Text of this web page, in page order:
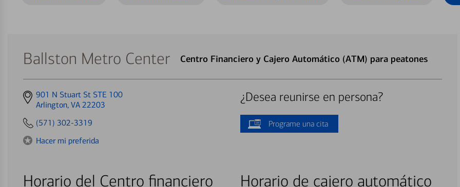
Ballston Metro Center Centro Financiero y Cajero Automático (ATM) para peatones
Get
directions
901 N Stuart St STE 100
Arlington, VA 22203
(571) 302-3319
Hacer mi preferida
Horario del Centro financiero
¿Desea reunirse en persona?
Programe una cita
Horario de cajero automático